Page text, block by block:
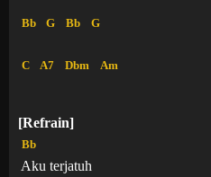
Bb G Bb G
C A7 Dbm Am
[Refrain]
Bb
Aku terjatuh